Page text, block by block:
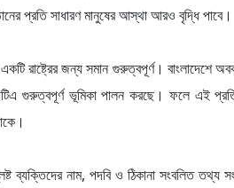
প্রতি সাধারণ মানুষের আস্থা আরও বৃদ্ধি পাবে।
রাষ্ট্রের জন্য সমান গুরুত্বপূর্ণ। বাংলাদেশে
গুরুত্বপূর্ণ ভূমিকা পালন করছে। ফলে এই
ব্যক্তিদের নাম, পদবি ও ঠিকানা সংবলিত তথ্য